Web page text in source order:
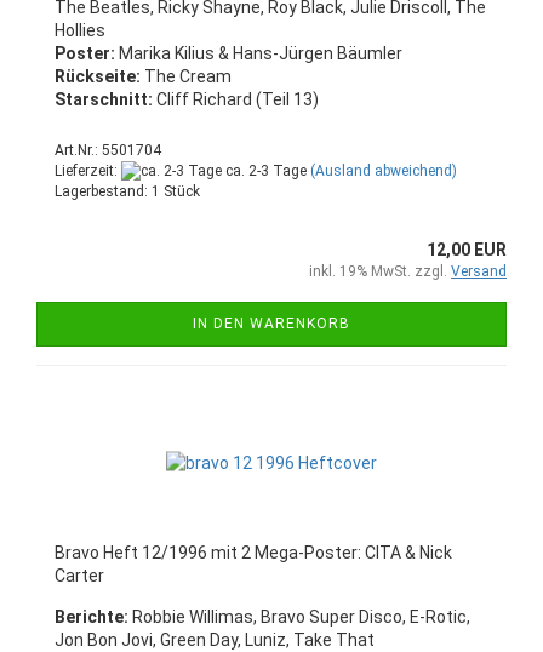
The Beatles, Ricky Shayne, Roy Black, Julie Driscoll, The
Hollies
Poster: Marika Kilius & Hans-Jürgen Bäumler
Rückseite: The Cream
Starschnitt: Cliff Richard (Teil 13)
Art.Nr.: 5501704
Lieferzeit:
ca. 2-3 Tage (Ausland abweichend)
Lagerbestand: 1 Stück
12,00 EUR
inkl. 19% MwSt. zzgl. Versand
IN DEN WARENKORB
Bravo Heft 12/1996 mit 2 Mega-Poster: CITA & Nick
Carter
Berichte: Robbie Willimas, Bravo Super Disco, E-Rotic,
Jon Bon Jovi, Green Day, Luniz, Take That